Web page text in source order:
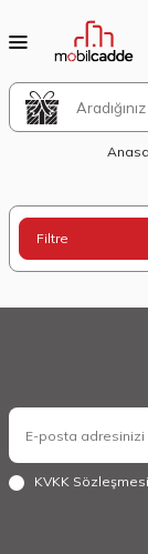
Filtre
KVKK